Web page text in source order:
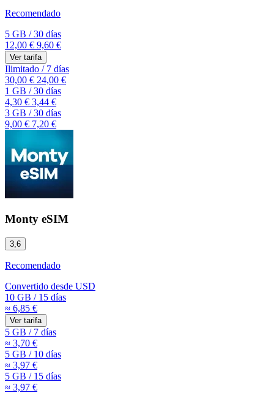
Recomendado
5 GB /30 días
12,00 € 9,60 €
Ver tarifa
Ilimitado /7 días
30,00 € 24,00 €
1 GB /30 días
4,30 € 3,44 €
3 GB /30 días
9,00 € 7,20 €
Monty eSIM
3,6
Recomendado
Convertido desde USD
10 GB /15 días
≈ 6,85 €
Ver tarifa
5 GB /7 días
≈ 3,70 €
5 GB /10 días
≈ 3,97 €
5 GB /15 días
≈ 3,97 €